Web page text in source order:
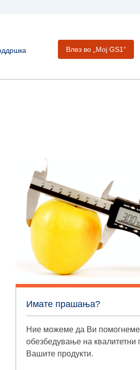
Влез во „Moj GS1“
Имате прашања?
Ние можеме да Ви
обезбедување на квалитетни
Вашите продукти.